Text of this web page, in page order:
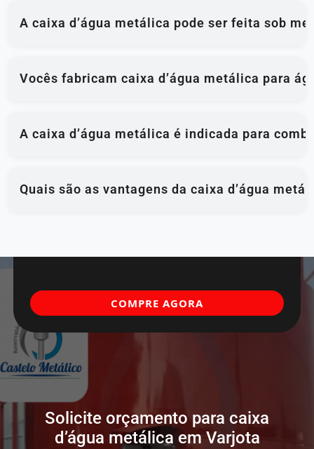
A caixa d’água metálica pode ser feita sob
Vocês fabricam caixa d’água metálica para
A caixa d’água metálica é indicada para
Quais são as vantagens da caixa d’água
Solicite orçamento para caixa
d’água metálica em Varjota
COMPRE AGORA